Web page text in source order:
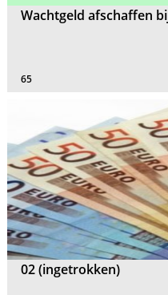
Wachtgeld afschaffen
65
02 (ingetrokken)